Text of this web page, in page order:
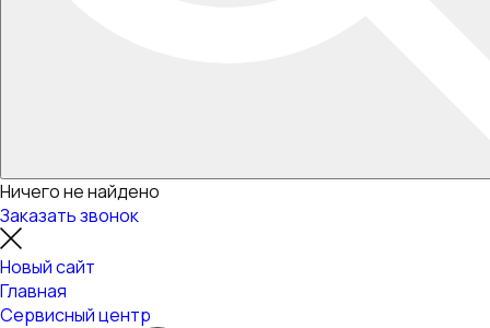
Ничего не найдено
Заказать звонок
Новый сайт
Главная
Сервисный центр